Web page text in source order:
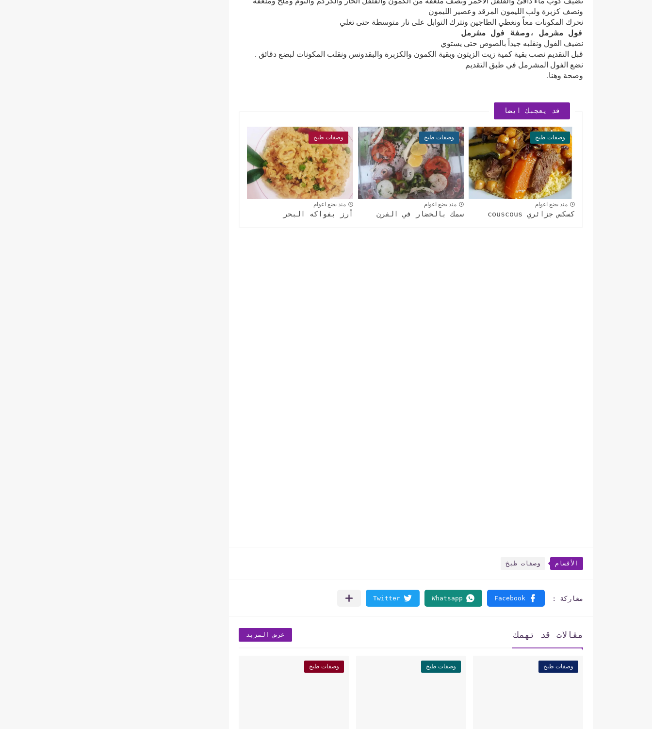
ونصف كزبرة ولب الليمون المرقد وعصير الليمون
نحرك المكونات معاً ونغطي الطاجين ونترك التوابل على نار متوسطة حتى تغلي
فول مشرمل ،وصفة فول مشرمل
نضيف الفول ونقلبه جيداً بالصوص حتى يستوي
قبل التقديم نصب بقية كمية زيت الزيتون وبقية الكمون والكزبرة والبقدونس ونقلب المكونات لبضع دقائق .
نضع الفول المشرمل في طبق التقديم
وصحة وهنا.
قد يعجبك ايضا
وصفات طبخ
منذ بضع اعوام
كسكس جزائري couscous
وصفات طبخ
منذ بضع اعوام
سمك بالخضار في الفرن
وصفات طبخ
منذ بضع اعوام
أرز بفواكه البحر
الأقسام وصفات طبخ
مقالات قد تهمك عرض المزيد
وصفات طبخ وصفات طبخ وصفات طبخ